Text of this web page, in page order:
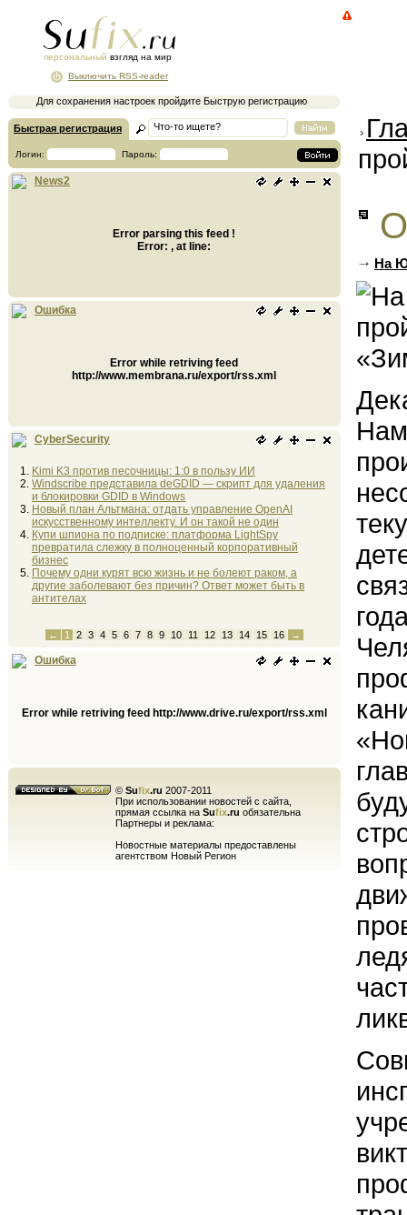
персональный взгляд на мир
Для сохранения настроек пройдите Быструю регистрацию
Выключить RSS-reader
Быстрая регистрация
Логин: Пароль:
News2
Error parsing this feed !
Error: , at line:
Ошибка
Error while retriving feed
http://www.membrana.ru/export/rss.xml
CyberSecurity
Kimi K3 против песочницы: 1:0 в пользу ИИ
Windscribe представила deGDID — скрипт для удаления
и блокировки GDID в Windows
Новый план Альтмана: отдать управление OpenAI
искусственному интеллекту. И он такой не один
Купи шпиона по подписке: платформа LightSpy
превратила слежку в полноценный корпоративный
бизнес
Почему одни курят всю жизнь и не болеют раком, а
другие заболевают без причин? Ответ может быть в
антителах
← 1 2 3 4 5 6 7 8 9 10 11 12 13 14 15 16 →
Ошибка
Error while retriving feed http://www.drive.ru/export/rss.xml
© Sufix.ru 2007-2011
При использовании новостей с сайта,
прямая ссылка на Sufix.ru обязательна
Партнеры и реклама:
Новостные материалы предоставлены
агентством Новый Регион
На